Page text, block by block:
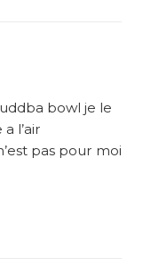
bowl je le
l’air
pas pour moi